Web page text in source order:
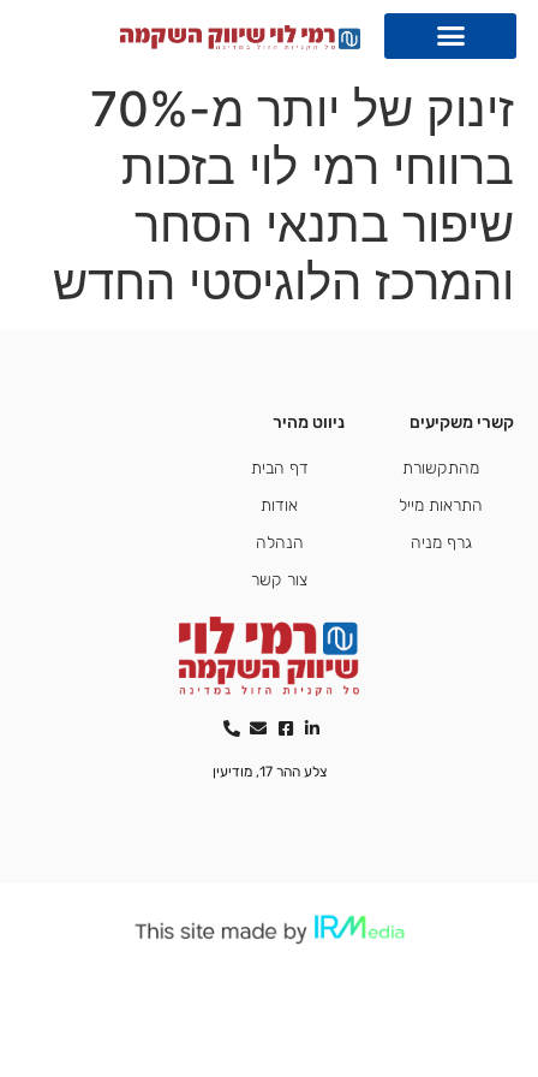
זינוק של יותר מ-70%
ברווחי רמי לוי בזכות
שיפור בתנאי הסחר
והמרכז הלוגיסטי החדש
קשרי משקיעים
מהתקשורת
התראות מייל
גרף מניה
ניווט מהיר
דף הבית
אודות
הנהלה
צור קשר
צלע ההר 17, מודיעין